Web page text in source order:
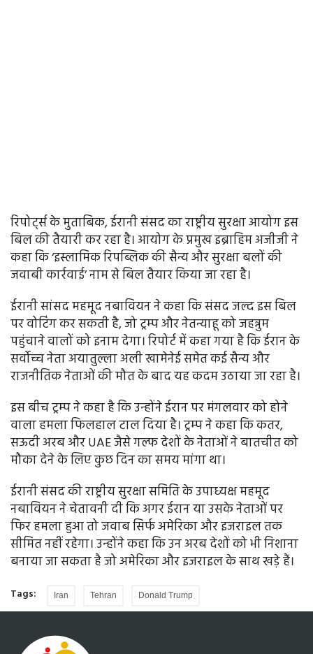
रिपोर्ट्स के मुताबिक, ईरानी संसद का राष्ट्रीय सुरक्षा आयोग इस
बिल की तैयारी कर रहा है। आयोग के प्रमुख इब्राहिम अजीजी ने
कहा कि ‘इस्लामिक रिपब्लिक की सैन्य और सुरक्षा बलों की
जवाबी कार्रवाई’ नाम से बिल तैयार किया जा रहा है।
ईरानी सांसद महमूद नबावियन ने कहा कि संसद जल्द इस बिल
पर वोटिंग कर सकती है, जो ट्रम्प और नेतन्याहू को जहन्नुम
पहुंचाने वालों को इनाम देगा। रिपोर्ट में कहा गया है कि ईरान के
सर्वोच्च नेता अयातुल्ला अली खामेनेई समेत कई सैन्य और
राजनीतिक नेताओं की मौत के बाद यह कदम उठाया जा रहा है।
इस बीच ट्रम्प ने कहा है कि उन्होंने ईरान पर मंगलवार को होने
वाला हमला फिलहाल टाल दिया है। ट्रम्प ने कहा कि कतर,
सऊदी अरब और UAE जैसे गल्फ देशों के नेताओं ने बातचीत को
मौका देने के लिए कुछ दिन का समय मांगा था।
ईरानी संसद की राष्ट्रीय सुरक्षा समिति के उपाध्यक्ष महमूद
नबावियन ने चेतावनी दी कि अगर ईरान या उसके नेताओं पर
फिर हमला हुआ तो जवाब सिर्फ अमेरिका और इजराइल तक
सीमित नहीं रहेगा। उन्होंने कहा कि उन अरब देशों को भी निशाना
बनाया जा सकता है जो अमेरिका और इजराइल के साथ खड़े हैं।
Tags: Iran Tehran Donald Trump